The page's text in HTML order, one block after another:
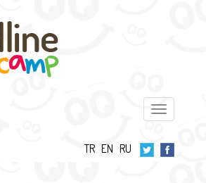
Toggle
TR EN RU